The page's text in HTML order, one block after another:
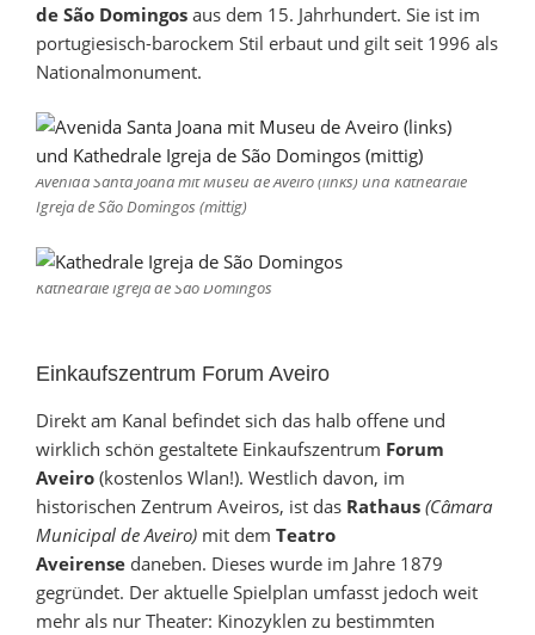
de São Domingos aus dem 15. Jahrhundert. Sie ist im
portugiesisch-barockem Stil erbaut und gilt seit 1996 als
Nationalmonument.
Avenida Santa Joana mit Museu de Aveiro (links) und Kathedrale
Igreja de São Domingos (mittig)
Kathedrale Igreja de São Domingos
Einkaufszentrum Forum Aveiro
Direkt am Kanal befindet sich das halb offene und
wirklich schön gestaltete Einkaufszentrum Forum
Aveiro (kostenlos Wlan!). Westlich davon, im
historischen Zentrum Aveiros, ist das Rathaus (Câmara
Municipal de Aveiro) mit dem Teatro
Aveirense daneben. Dieses wurde im Jahre 1879
gegründet. Der aktuelle Spielplan umfasst jedoch weit
mehr als nur Theater: Kinozyklen zu bestimmten